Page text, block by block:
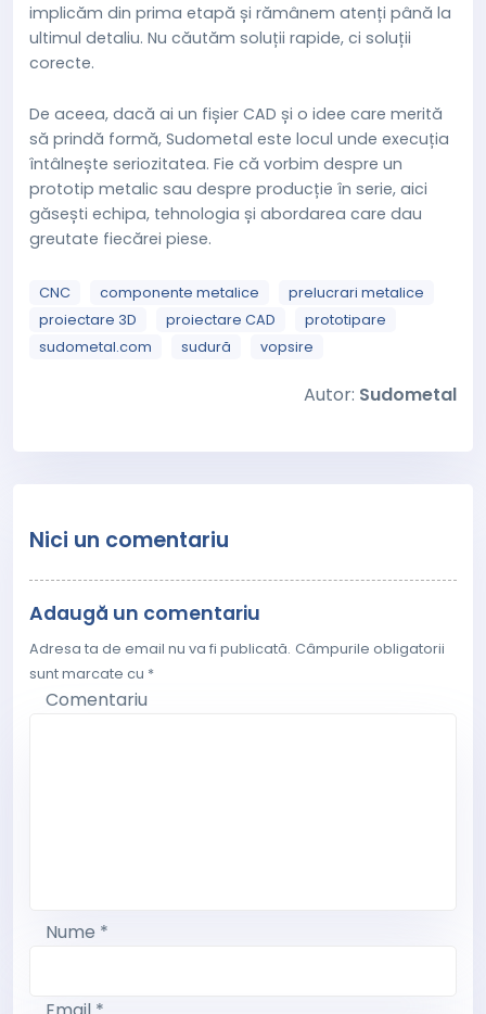
implicăm din prima etapă și rămânem atenți până la
ultimul detaliu. Nu căutăm soluții rapide, ci soluții
corecte.
De aceea, dacă ai un fișier CAD și o idee care merită
să prindă formă, Sudometal este locul unde execuția
întâlnește seriozitatea. Fie că vorbim despre un
prototip metalic sau despre producție în serie, aici
găsești echipa, tehnologia și abordarea care dau
greutate fiecărei piese.
CNC componente metalice
prelucrari metalice
proiectare 3D
proiectare CAD
prototipare
sudometal.com
sudură vopsire
Autor: Sudometal
Nici un comentariu
Adaugă un comentariu
Adresa ta de email nu va fi publicată. Câmpurile obligatorii
sunt marcate cu *
Comentariu
Nume *